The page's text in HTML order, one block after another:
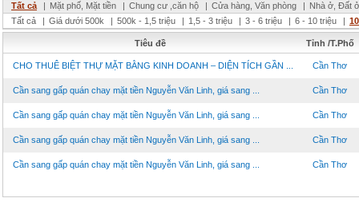
Tất cả
| Mặt phố, Mặt tiền | Chung cư ,căn hộ | Cửa hàng, Văn phòng | Nhà ở, Đất ở
Tất cả
| Giá dưới 500k | 500k - 1,5 triệu | 1,5 - 3 triệu | 3 - 6 triệu | 6 - 10 triệu |
Tiêu đề Tỉnh /T.Phố
CHO THUÊ BIỆT THỰ MẶT BẰNG KINH DOANH – DIỆN TÍCH GẦN ... Cần Thơ
Cần sang gấp quán chay mặt tiền Nguyễn Văn Linh, giá sang ... Cần Thơ
Cần sang gấp quán chay mặt tiền Nguyễn Văn Linh, giá sang ... Cần Thơ
Cần sang gấp quán chay mặt tiền Nguyễn Văn Linh, giá sang ... Cần Thơ
Cần sang gấp quán chay mặt tiền Nguyễn Văn Linh, giá sang ... Cần Thơ